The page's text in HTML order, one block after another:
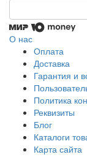
О нас
Оплата
Доставка
Гарантия и
Политика
Реквизиты
Блог
Каталоги
Карта сайта